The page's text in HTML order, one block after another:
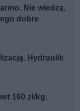
Nie wiedzą,
dobre
Hydraulik
160 zł/kg.